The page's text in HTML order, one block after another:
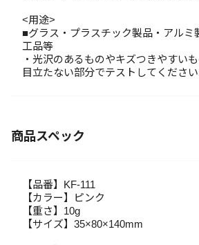
<用途>
■グラス・プラスチック製品・アルミ
工品等
・光沢のあるものやキズつきやすい
目立たない部分でテストしてください
商品スペック
【品番】KF-111
【カラー】ピンク
【重さ】10g
【サイズ】35×80×140mm